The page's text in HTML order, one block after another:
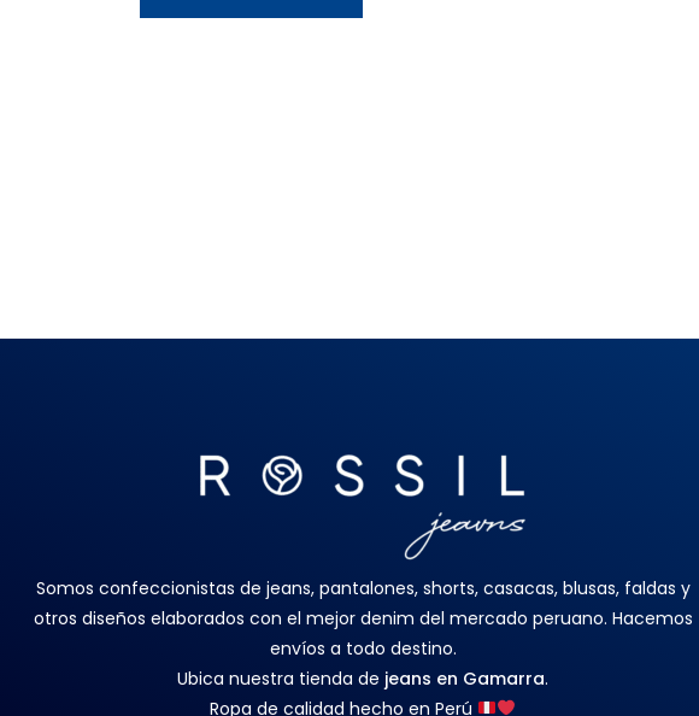
Somos confeccionistas de jeans, pantalones, shorts, casacas, blusas, faldas y
otros diseños elaborados con el mejor denim del mercado peruano. Hacemos
envíos a todo destino.
Ubica nuestra tienda de jeans en Gamarra.
Ropa de calidad hecho en Perú